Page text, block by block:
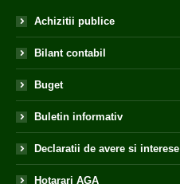
Achizitii publice
Bilant contabil
Buget
Buletin informativ
Declaratii de avere si interese
Hotarari AGA